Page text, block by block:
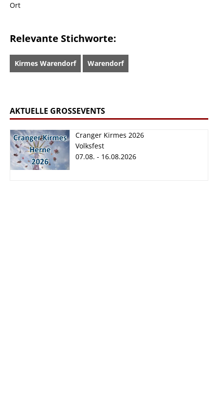
Ort
Relevante Stichworte:
Kirmes Warendorf Warendorf
AKTUELLE GROSSEVENTS
Cranger Kirmes 2026
Volksfest
07.08. - 16.08.2026